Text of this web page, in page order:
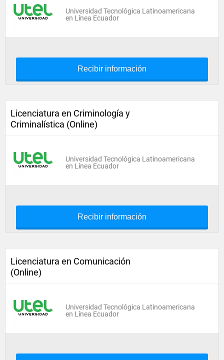
Universidad Tecnológica Latinoamericana
en Línea Ecuador
Recibir información
Licenciatura en Criminología y
Criminalística (Online)
Universidad Tecnológica Latinoamericana
en Línea Ecuador
Recibir información
Licenciatura en Comunicación
(Online)
Universidad Tecnológica Latinoamericana
en Línea Ecuador